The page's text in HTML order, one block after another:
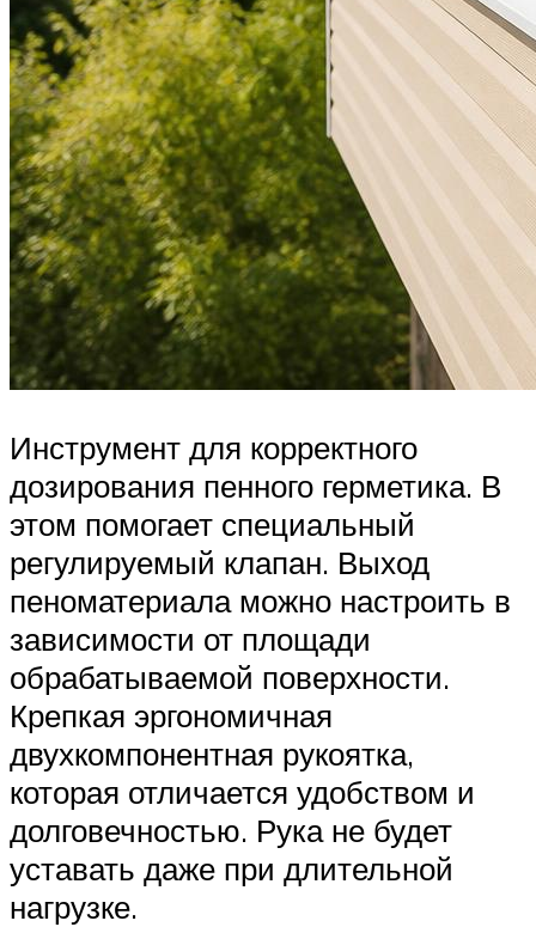
Инструмент для корректного
дозирования пенного герметика. В
этом помогает специальный
регулируемый клапан. Выход
пеноматериала можно настроить в
зависимости от площади
обрабатываемой поверхности.
Крепкая эргономичная
двухкомпонентная рукоятка,
которая отличается удобством и
долговечностью. Рука не будет
уставать даже при длительной
нагрузке.